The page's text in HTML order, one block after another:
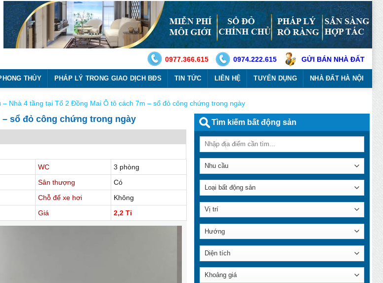
0977.366.615 0974.222.615 GỬI BÁN NHÀ ĐẤT
THỦY PHÁP LÝ TRONG GIAO DỊCH BĐS TIN TỨC LIÊN HỆ TUYỂN DỤNG NHÀ ĐẤT HÀ NỘI
– Nhà 4 tầng tại Tổ 2 Đồng Mai Ô tô cách 7m – sổ đỏ công chứng trong ngày
– sổ đỏ công chứng trong ngày
WC
3 phòng
Sân thượng
Có
Chỗ để xe hơi
Không
Giá 2,2 Tỉ
Tìm kiếm bất động sản